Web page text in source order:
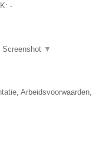
-
Screenshot ▼
Arbeidsvoorwaarden,